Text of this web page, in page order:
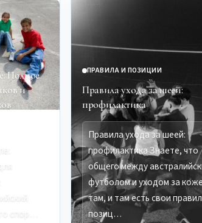
Полное
и
спор…
ПРАВИЛА И ПОЗИЦИИ
Правила ухода за шеей:
профилактика
Правила ухода за шеей:
профилактика Знаете, что
общего между
футболом и уходом за
там, и там есть свои
позиц…